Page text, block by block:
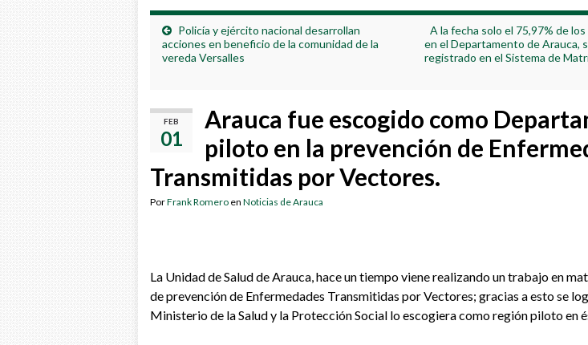
Policía y ejército nacional desarrollan
acciones en beneficio de la comunidad de la
vereda Versalles
A la fecha solo el 75,97% de
en el Departamento de Arauca,
registrado en el Sistema de
FEB
01
Arauca fue escogido como
piloto en la prevención de
Transmitidas por Vectores.
PorFrank Romero en Noticias de Arauca
La Unidad de Salud de Arauca, hace un tiempo viene realizando un trabajo en
de prevención de Enfermedades Transmitidas por Vectores; gracias a esto se
Ministerio de la Salud y la Protección Social lo escogiera como región piloto en